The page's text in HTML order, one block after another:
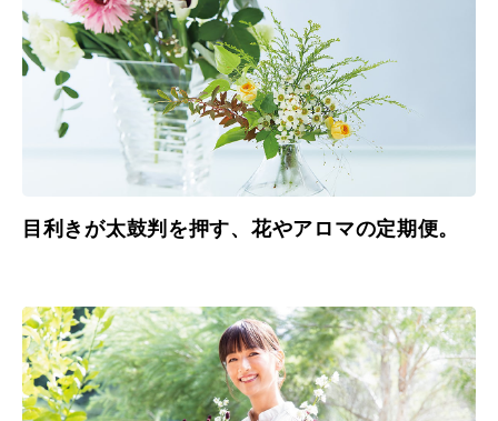
目利きが太鼓判を押す、花やアロマの定期便。